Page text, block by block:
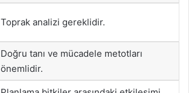
Toprak analizi gereklidir.
Doğru tanı ve mücadele metotları
önemlidir.